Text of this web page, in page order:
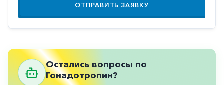
Противорвотные
Противоэпилептические
Пульмонология
Сердечные
ОТПРАВИТЬ ЗАЯВКУ
Остались вопросы по
Гонадотропин?